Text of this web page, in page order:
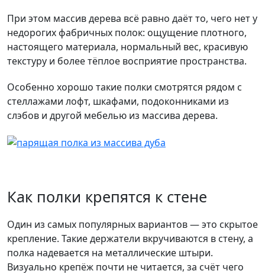
При этом массив дерева всё равно даёт то, чего нет у
недорогих фабричных полок: ощущение плотного,
настоящего материала, нормальный вес, красивую
текстуру и более тёплое восприятие пространства.
Особенно хорошо такие полки смотрятся рядом с
стеллажами лофт, шкафами, подоконниками из
слэбов и другой мебелью из массива дерева.
Как полки крепятся к стене
Один из самых популярных вариантов — это скрытое
крепление. Такие держатели вкручиваются в стену, а
полка надевается на металлические штыри.
Визуально крепёж почти не читается, за счёт чего